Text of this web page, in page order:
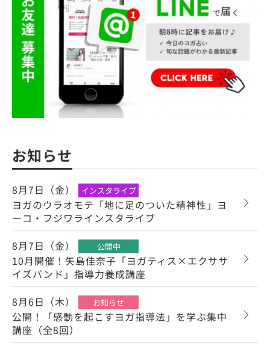
お知らせ
8月7日（金） インスタライブ
ヨガのウラオモテ「地に足のついた精神性」ヨ
ーコ・フジワラインスタライブ
8月7日（金）
公開中
10月開催！矢島佳奈子「ヨガティス×エクササ
イズバンド」指導力養成講座
8月6日（木）
お知らせ
公開！「感動を起こすヨガ指導法」を学ぶ集中
講座（全8回）